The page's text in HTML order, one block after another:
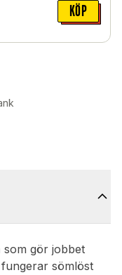
KÖP
som gör jobbet
sömlöst